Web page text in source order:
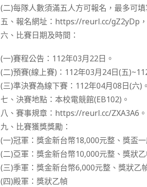
(二)每隊人數須滿五人方可報名，最多可
五、報名網址：https://reurl.cc/gZ2yDp
六、比賽日期及時間：
(一)賽程公告：112年03月22日。
(二)預賽(線上賽)：112年03月24日(五
(三)準決賽為線下賽：112年04月08日(六)。
七、決賽地點：本校電競館(EB102)。
八、賽事規章：https://reurl.cc/ZXA3A6。
九、比賽獲獎獎勵：
(一)冠軍：獎金新台幣18,000元整、獎盃
(二)亞軍：獎金新台幣10,000元整、獎狀乙
(三)季軍：獎金新台幣6,000元整、獎狀乙
(四)殿軍：獎狀乙幀